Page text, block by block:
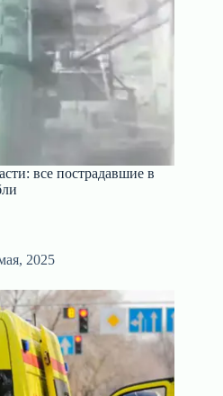
все пострадавшие в
2025